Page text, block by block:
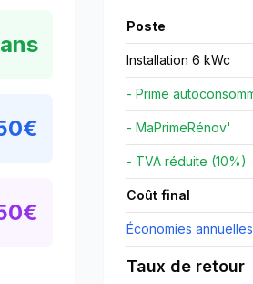
ans
€
€
Poste
Installation 6 kWc
- Prime
- MaPrimeRénov'
- TVA réduite (10%)
Coût final
Économies annuelles
Taux de retour